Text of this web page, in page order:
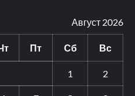
Август 2026
Пт Сб Вс
1 2